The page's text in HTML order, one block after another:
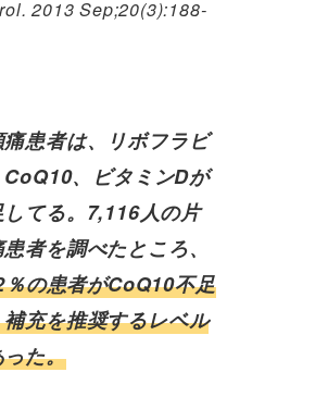
2013 Sep;20(3):188-
患者は、リボフラビ
CoQ10、ビタミンDが
してる。7,116人の片
者を調べたところ、
の患者がCoQ10不足
充を推奨するレベル
た。